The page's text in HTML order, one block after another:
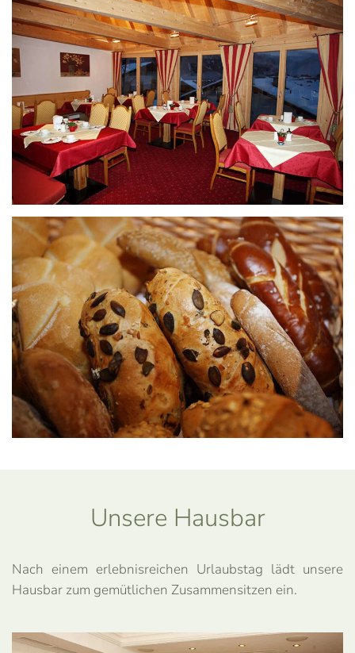
Unsere Hausbar
Nach einem erlebnisreichen Urlaubstag lädt unsere
Hausbar zum gemütlichen Zusammensitzen ein.